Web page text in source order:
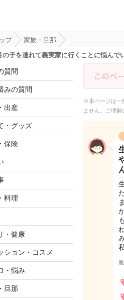
プ
家族・旦那
の子を連れて義実家に行くことに悩んで
質問
みの質問
出産
・グッズ
保険
料理
・健康
ション・コスメ
・悩み
旦那
※本ページは一
ません。ご理解